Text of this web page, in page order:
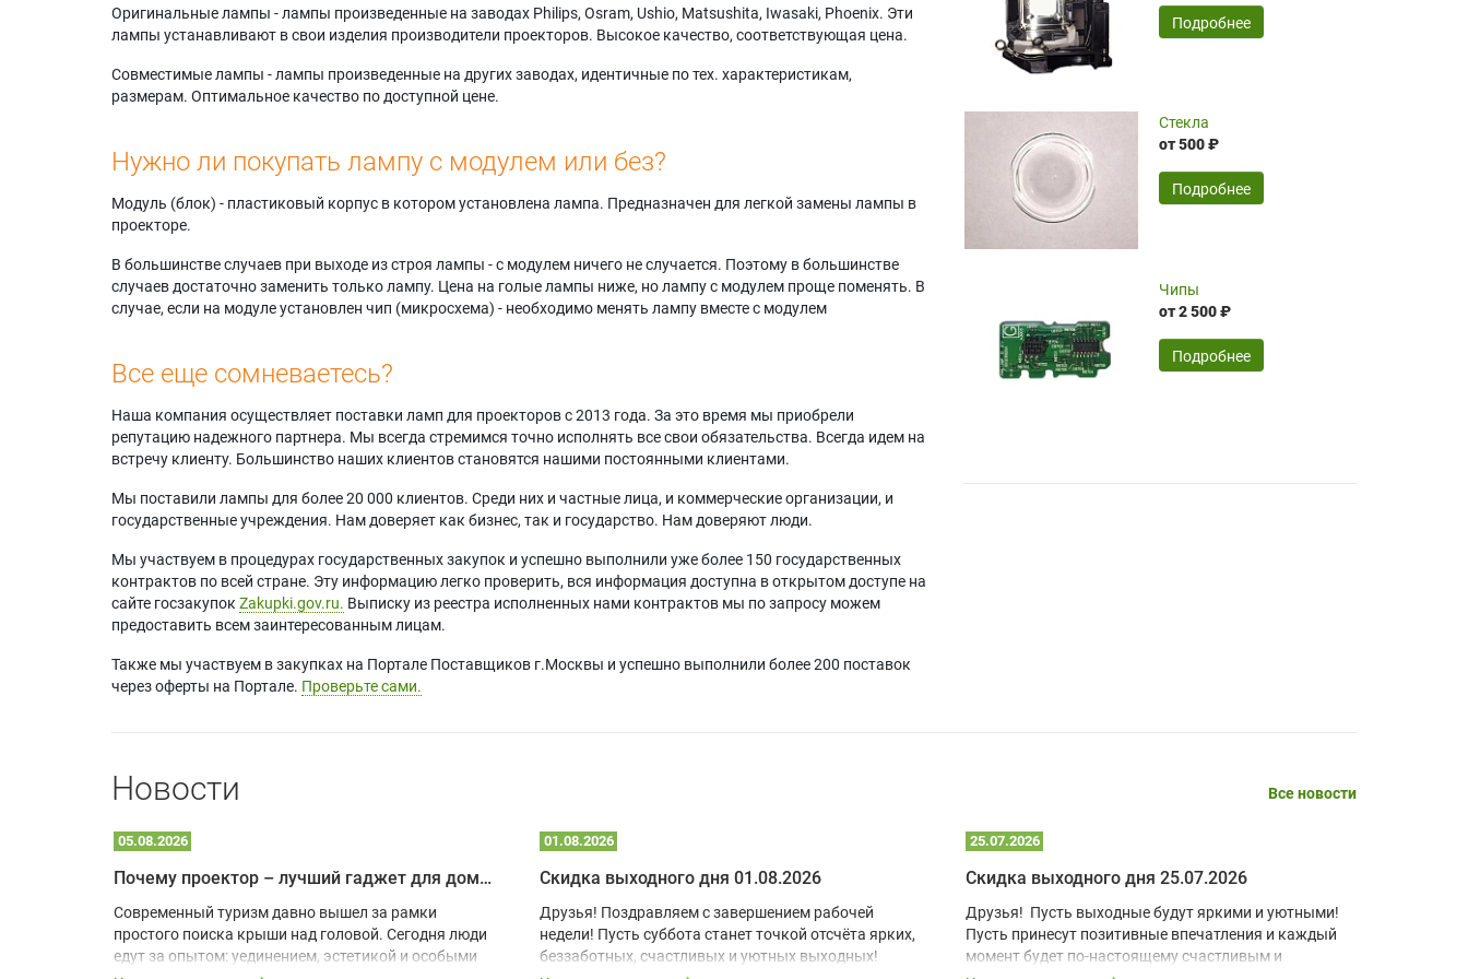
временные затраты по достаточно
оптимизированной стоимости, чему
чрезмерно благодарны!)))
SERGEY FOURSOV,24.04.2026
широкий ассортимент ламп, как оригиналов,
так и аналогов.Быстрое оформление и
передача в доставку, приемлемые цены. Мне
понравилось.
Читать полностью
16.04.2026
Алексей Клыков,08.04.2026
Подробнее
Стекла
от 500 ₽
Подробнее
Чипы
от 2 500 ₽
Подробнее
Оригинальные лампы - лампы произведенные на заводах Philips, Osram, Ushio, Matsushita, Iwasaki, Phoenix. Эти
лампы устанавливают в свои изделия производители проекторов. Высокое качество, соответствующая цена.
Совместимые лампы - лампы произведенные на других заводах, идентичные по тех. характеристикам,
размерам. Оптимальное качество по доступной цене.
Нужно ли покупать лампу с модулем или без?
Модуль (блок) - пластиковый корпус в котором установлена лампа. Предназначен для легкой замены лампы в
проекторе.
В большинстве случаев при выходе из строя лампы - с модулем ничего не случается. Поэтому в большинстве
случаев достаточно заменить только лампу. Цена на голые лампы ниже, но лампу с модулем проще поменять. В
случае, если на модуле установлен чип (микросхема) - необходимо менять лампу вместе с модулем
Все еще сомневаетесь?
Наша компания осуществляет поставки ламп для проекторов с 2013 года. За это время мы приобрели
репутацию надежного партнера. Мы всегда стремимся точно исполнять все свои обязательства. Всегда идем на
встречу клиенту. Большинство наших клиентов становятся нашими постоянными клиентами.
Мы поставили лампы для более 20 000 клиентов. Среди них и частные лица, и коммерческие организации, и
государственные учреждения. Нам доверяет как бизнес, так и государство. Нам доверяют люди.
Мы участвуем в процедурах государственных закупок и успешно выполнили уже более 150 государственных
контрактов по всей стране. Эту информацию легко проверить, вся информация доступна в открытом доступе на
сайте госзакупок Zakupki.gov.ru. Выписку из реестра исполненных нами контрактов мы по запросу можем
предоставить всем заинтересованным лицам.
Также мы участвуем в закупках на Портале Поставщиков г.Москвы и успешно выполнили более 200 поставок
через оферты на Портале. Проверьте сами.
Новости Все новости
05.08.2026
Почему проектор – лучший гаджет для домика в глэмпинге
Современный туризм давно вышел за рамки
простого поиска крыши над головой. Сегодня люди
едут за опытом: уединением, эстетикой и особыми
01.08.2026
Скидка выходного дня 01.08.2026
Друзья! Поздравляем с завершением рабочей
недели! Пусть суббота станет точкой отсчёта ярких,
беззаботных, счастливых и уютных выходных!
25.07.2026
Скидка выходного дня 25.07.2026
Друзья! Пусть выходные будут яркими и уютными!
Пусть принесут позитивные впечатления и каждый
момент будет по-настоящему счастливым и